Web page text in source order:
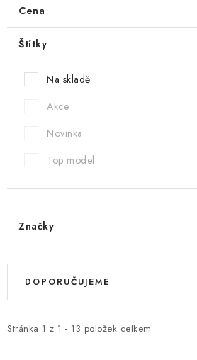
Cena
Štítky
Na skladě
Akce
Novinka
Top model
Značky
V
i
Stránka 1 z 1 - 13 položek celkem
Ř
e
DOPORUČUJEME